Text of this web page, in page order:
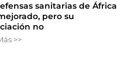
sanitarias de África
pero su
no
>>